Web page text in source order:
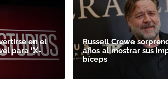
en el
para ‘X-
Russell Crowe
años al mostrar sus
bíceps